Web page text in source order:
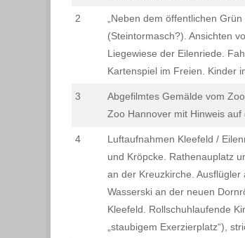
2
„Neben dem öffentlichen
(Steintormasch?). Ansichten
Liegewiese der Eilenriede.
Kartenspiel im Freien. Kinder
3
Abgefilmtes Gemälde vom
Zoo Hannover mit Hinweis
4
Luftaufnahmen Kleefeld /
und Kröpcke. Rathenauplatz
an der Kreuzkirche.
Wasserski an der neuen
Kleefeld. Rollschuhlaufende
„staubigem Exerzierplatz“),